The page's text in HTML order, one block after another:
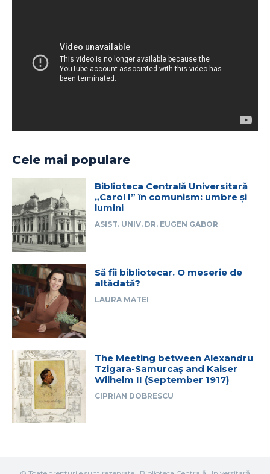
Cele mai populare
Biblioteca Centrală Universitară
„Carol I” în comunism: umbre și
lumini
ASIST. UNIV. DR. EUGEN GABOR
Să fii bibliotecar. O meserie de
altădată?
LAURA MATEI
The Meeting between Alexandru
Tzigara-Samurcaş and Kaiser
Wilhelm II (September 1917)
CIPRIAN DOBRESCU